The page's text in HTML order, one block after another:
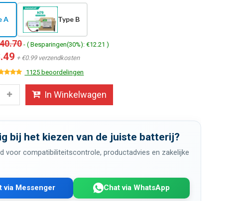
A Type B
- ( Besparingen(30%): €12.21 )
+ €0.99 verzendkosten
1125 beoordelingen
In Winkelwagen
bij het kiezen van de juiste batterij?
voor compatibiliteitscontrole, productadvies en zakelijke
via Messenger Chat via WhatsApp